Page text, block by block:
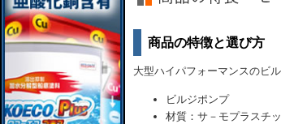
商品の特徴と選び方
大型ハイパフォーマンスのビ
ビルジポンプ
材質：サ－モプラスチ